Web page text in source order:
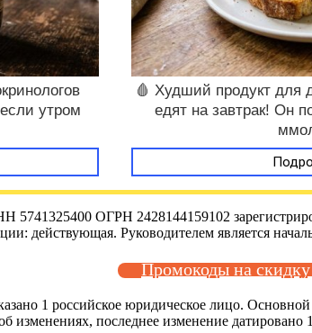
утром
🩸 Худший продукт для
едят на завтрак! Он
ОГРН 2428144159102
действующая. Руководителем является
Промокоды на
1 российское юридическое лицо.
изменениях, последнее изменение датировано